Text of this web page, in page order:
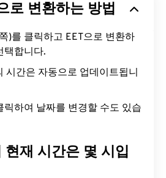
로 변환하는 방법
)를 클릭하고 EET으로 변환하
택합니다.
시간은 자동으로 업데이트됩니
릭하여 날짜를 변경할 수도 있습
현재 시간은 몇 시입